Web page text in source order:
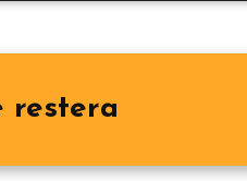
restera